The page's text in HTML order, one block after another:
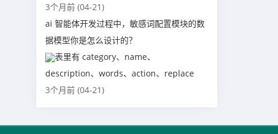
3个月前 (04-21)
ai 智能体开发过程中，敏感词配置模块的数
据模型你是怎么设计的？
表里有 category、name、
description、words、action、replace
3个月前 (04-21)